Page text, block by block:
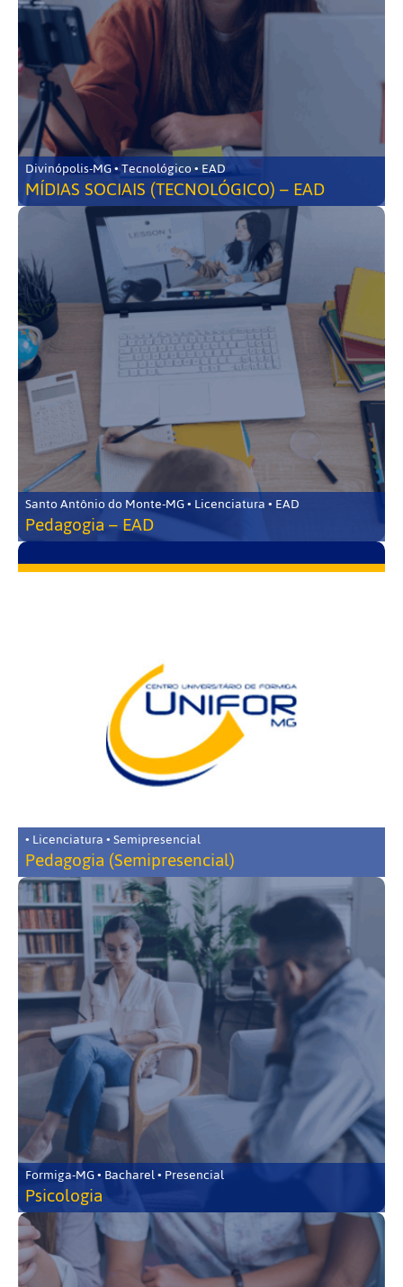
Divinópolis-MG • Tecnológico • EAD
MÍDIAS SOCIAIS (TECNOLÓGICO) – EAD
Santo Antônio do Monte-MG • Licenciatura • EAD
Pedagogia – EAD
• Licenciatura • Semipresencial
Pedagogia (Semipresencial)
Formiga-MG • Bacharel • Presencial
Psicologia